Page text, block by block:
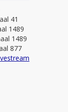
41
1489
1489
877